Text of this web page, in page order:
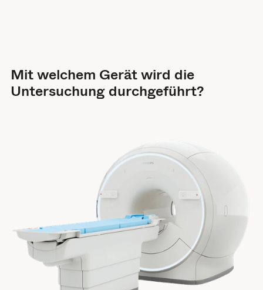
Mit welchem Gerät wird die
Untersuchung durchgeführt?